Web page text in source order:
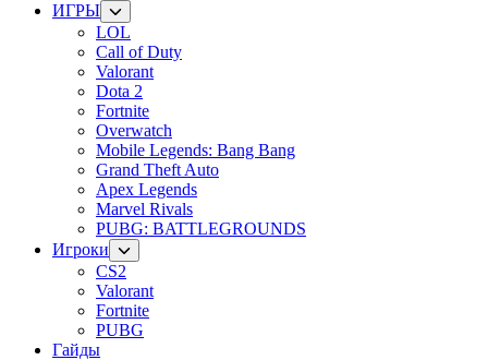
ИГРЫ
LOL
Call of Duty
Valorant
Dota 2
Fortnite
Overwatch
Mobile Legends: Bang Bang
Grand Theft Auto
Apex Legends
Marvel Rivals
PUBG: BATTLEGROUNDS
Игроки
CS2
Valorant
Fortnite
PUBG
Гайды